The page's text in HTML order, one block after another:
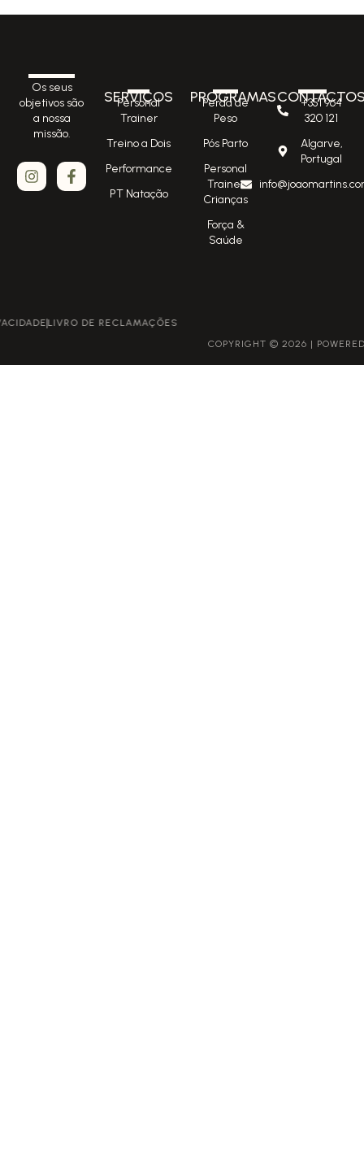
Os seus
objetivos são
a nossa
missão.
SERVIÇOS
Personal
Trainer
Treino a Dois
Performance
PT Natação
PROGRAMAS
Perda de
Peso
Pós Parto
Personal
Trainer
Crianças
Força &
Saúde
+351 964
320 121
Algarve,
Portugal
POLÍTICA DE PRIVACIDADELIVRO DE RECLAMAÇÕES
COPYRIGHT © 2026 | POWERED BY GROWME